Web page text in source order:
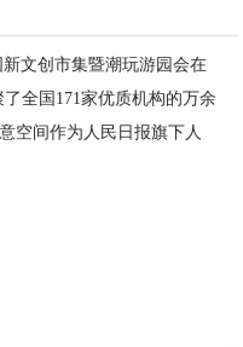
文创市集暨潮玩游园会在
全国171家优质机构的万余
空间作为人民日报旗下人